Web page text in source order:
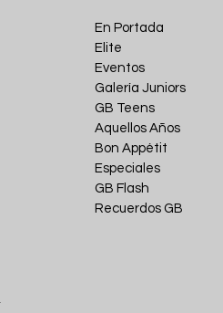
En Portada
Elite
Eventos
Galería Juniors
GB Teens
Aquellos Años
Bon Appétit
Especiales
GB Flash
Recuerdos GB